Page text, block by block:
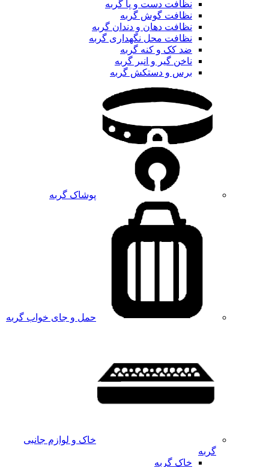
نظافت دست و پا گربه
نظافت گوش گربه
نظافت دهان و دندان گربه
نظافت محل نگهداری گربه
ضد کک و کنه گربه
ناخن گیر و انبر گربه
برس و دستکش گربه
پوشاک گربه
حمل و جای خواب گربه
خاک و لوازم جانبی
گربه
خاک گربه